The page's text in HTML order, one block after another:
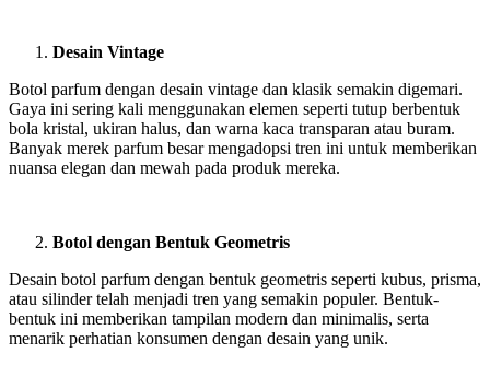
Desain Vintage
Botol parfum dengan desain vintage dan klasik semakin digemari.
Gaya ini sering kali menggunakan elemen seperti tutup berbentuk
bola kristal, ukiran halus, dan warna kaca transparan atau buram.
Banyak merek parfum besar mengadopsi tren ini untuk memberikan
nuansa elegan dan mewah pada produk mereka.
Botol dengan Bentuk Geometris
Desain botol parfum dengan bentuk geometris seperti kubus, prisma,
atau silinder telah menjadi tren yang semakin populer. Bentuk-
bentuk ini memberikan tampilan modern dan minimalis, serta
menarik perhatian konsumen dengan desain yang unik.